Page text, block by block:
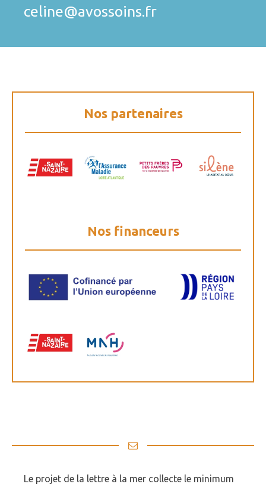
celine@avossoins.fr
Nos partenaires
Nos financeurs
Le projet de la lettre à la mer collecte le minimum